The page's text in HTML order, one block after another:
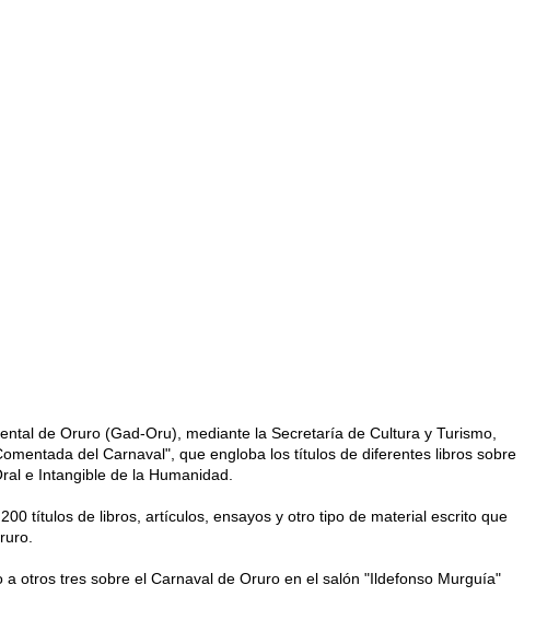
de Oruro (Gad-Oru), mediante la Secretaría de Cultura y Turismo,
del Carnaval", que engloba los títulos de diferentes libros sobre
e Intangible de la Humanidad.
títulos de libros, artículos, ensayos y otro tipo de material escrito que
a otros tres sobre el Carnaval de Oruro en el salón "Ildefonso Murguía"